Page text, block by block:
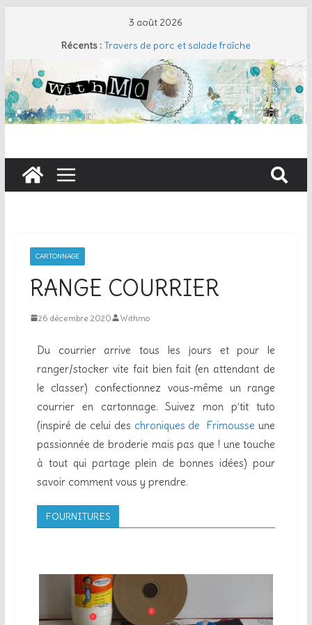
3 août 2026
Récents : Travers de porc et salade fraîche
Coudre un gant de toilette
Cherry Cobbler
Taboulé de chou-fleur
Wraps aux lentilles corail
CARTONNAGE
RANGE COURRIER
26 décembre 2020 Withmo
Du courrier arrive tous les jours et pour le
ranger/stocker vite fait bien fait (en attendant de
le classer) confectionnez vous-même un range
courrier en cartonnage. Suivez mon p’tit tuto
(inspiré de celui des chroniques de Frimousseune
passionnée de broderie mais pas que ! une touche
à tout qui partage plein de bonnes idées) pour
savoir comment vous y prendre.
FOURNITURES